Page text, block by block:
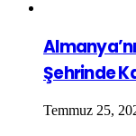
Şehrinde
Temmuz 25,